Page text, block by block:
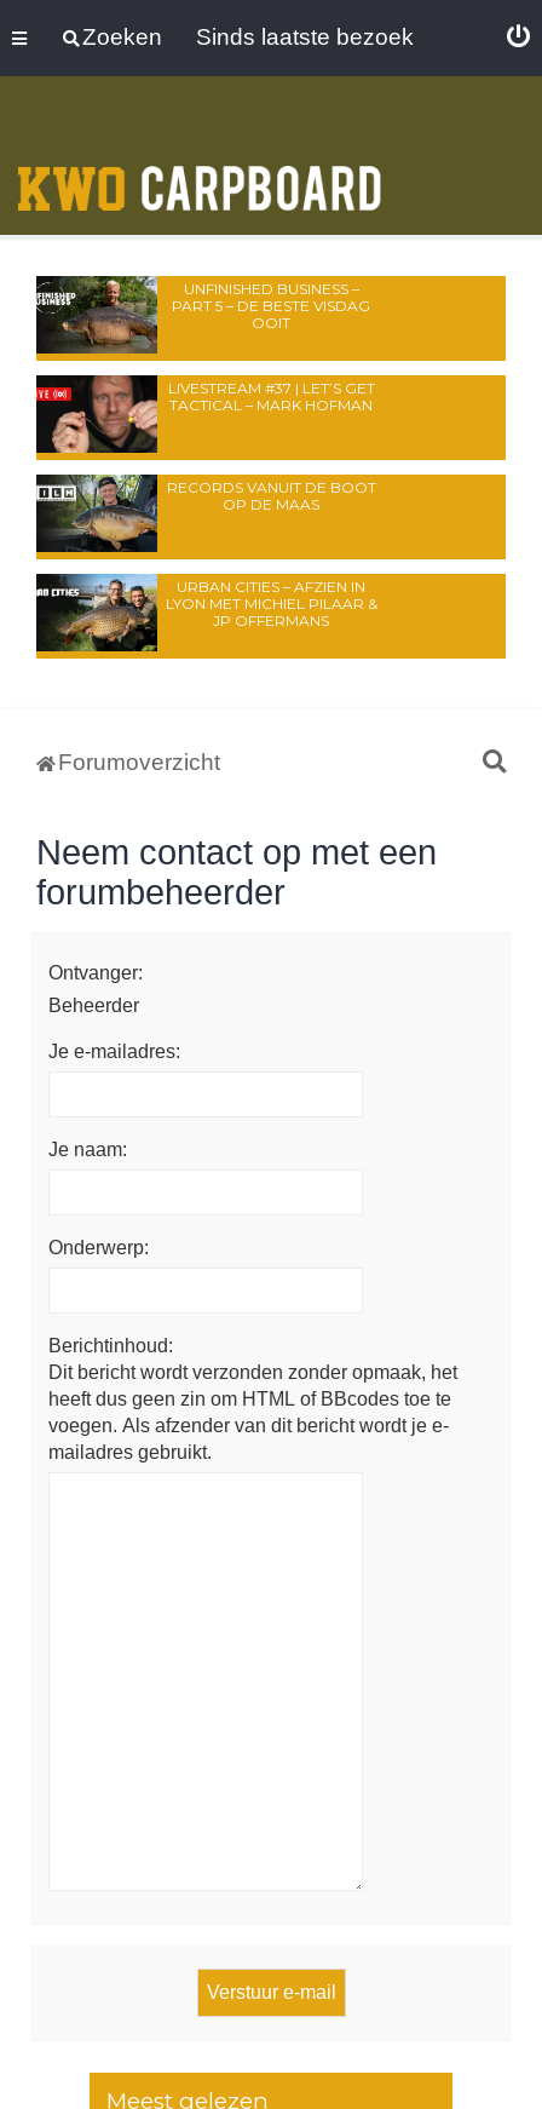
Zoeken Sinds laatste bezoek
UNFINISHED BUSINESS –
PART 5 – DE BESTE VISDAG
OOIT
LIVESTREAM #37 | LET’S GET
TACTICAL – MARK HOFMAN
RECORDS VANUIT DE BOOT
OP DE MAAS
URBAN CITIES – AFZIEN IN
LYON MET MICHIEL PILAAR &
JP OFFERMANS
Forumoverzicht
Neem contact op met een
forumbeheerder
Ontvanger:
Beheerder
Je e-mailadres:
Je naam:
Onderwerp:
Berichtinhoud:
Dit bericht wordt verzonden zonder opmaak, het
heeft dus geen zin om HTML of BBcodes toe te
voegen. Als afzender van dit bericht wordt je e-
mailadres gebruikt.
Meest gelezen